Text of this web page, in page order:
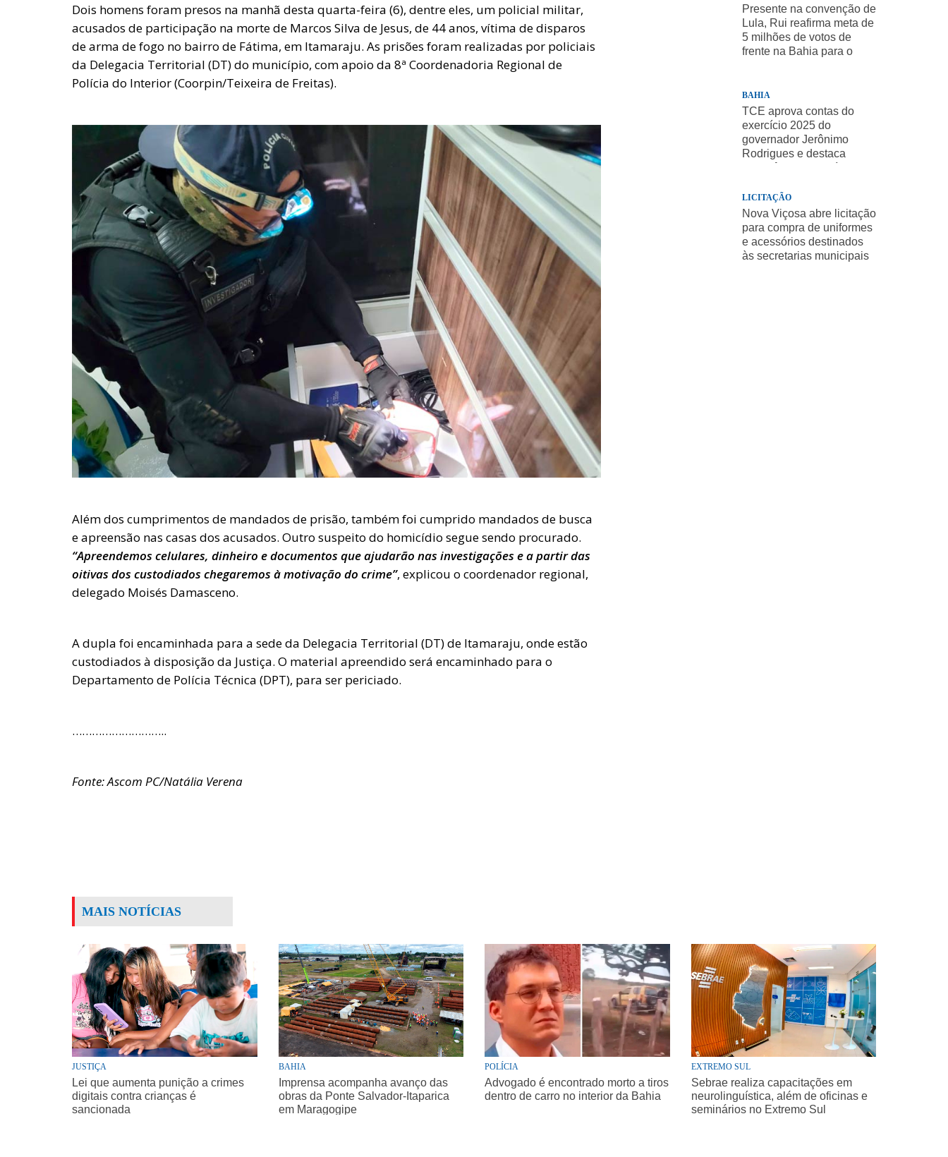
Dois homens foram presos na manhã desta quarta-feira (6), dentre eles, um policial militar,
acusados de participação na morte de Marcos Silva de Jesus, de 44 anos, vítima de disparos
de arma de fogo no bairro de Fátima, em Itamaraju. As prisões foram realizadas por policiais
da Delegacia Territorial (DT) do município, com apoio da 8ª Coordenadoria Regional de
Polícia do Interior (Coorpin/Teixeira de Freitas).
Além dos cumprimentos de mandados de prisão, também foi cumprido mandados de busca
e apreensão nas casas dos acusados. Outro suspeito do homicídio segue sendo procurado.
“Apreendemos celulares, dinheiro e documentos que ajudarão nas investigações e a partir das
oitivas dos custodiados chegaremos à motivação do crime”, explicou o coordenador regional,
delegado Moisés Damasceno.
A dupla foi encaminhada para a sede da Delegacia Territorial (DT) de Itamaraju, onde estão
custodiados à disposição da Justiça. O material apreendido será encaminhado para o
Departamento de Polícia Técnica (DPT), para ser periciado.
………………………..
Fonte: Ascom PC/Natália Verena
Presente na convenção de
Lula, Rui reafirma meta de
5 milhões de votos de
frente na Bahia para o
BAHIA
TCE aprova contas do
exercício 2025 do
governador Jerônimo
Rodrigues e destaca
LICITAÇÃO
Nova Viçosa abre licitação
para compra de uniformes
e acessórios destinados
às secretarias municipais
MAIS NOTÍCIAS
JUSTIÇA
Lei que aumenta punição a crimes
digitais contra crianças é
sancionada
BAHIA
Imprensa acompanha avanço das
obras da Ponte Salvador-Itaparica
em Maragogipe
POLÍCIA
Advogado é encontrado morto a tiros
dentro de carro no interior da Bahia
EXTREMO SUL
Sebrae realiza capacitações em
neurolinguística, além de oficinas e
seminários no Extremo Sul